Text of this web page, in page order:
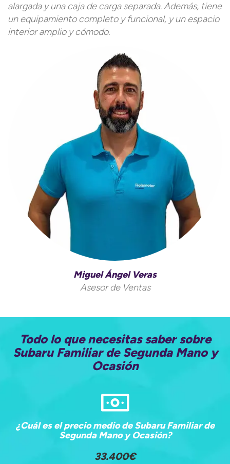
alargada y una caja de carga separada. Además, tiene
un equipamiento completo y funcional, y un espacio
interior amplio y cómodo.
Miguel Ángel Veras
Asesor de Ventas
Todo lo que necesitas saber sobre
Subaru Familiar de Segunda Mano y
Ocasión
¿Cuál es el precio medio de Subaru Familiar de
Segunda Mano y Ocasión?
33.400€